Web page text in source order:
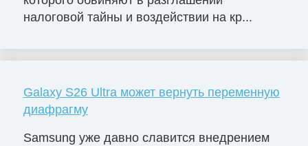
налоговой тайны и воздействии на кр...
Galaxy S26 Ultra может вернуть переменную
диафрагму
Samsung уже давно славится внедрением